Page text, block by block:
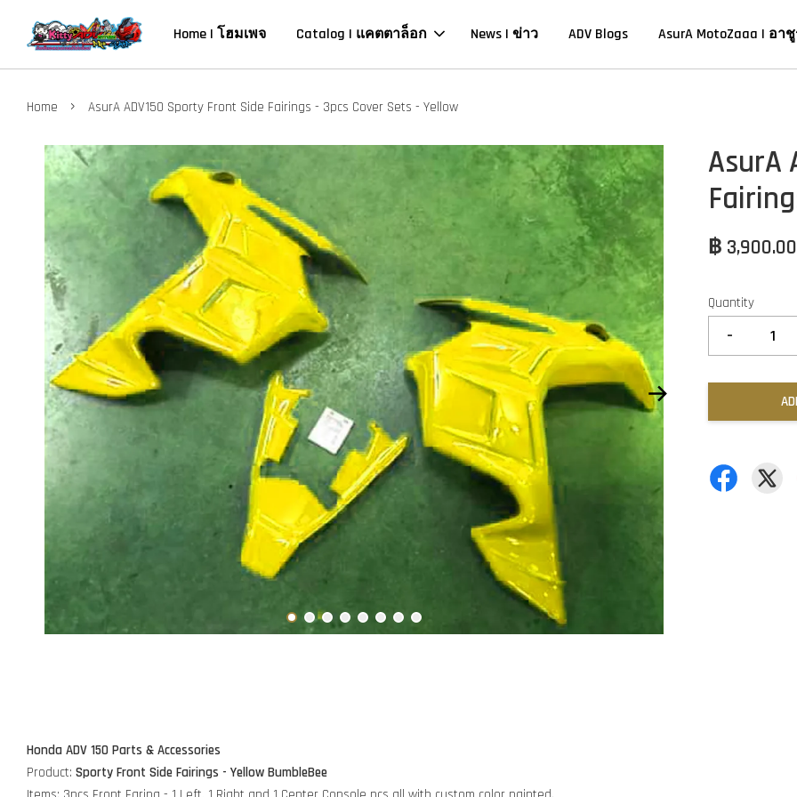
Home | โฮมเพจ Catalog | แคตตาล็อก News | ข่าว ADV Blogs AsurA MotoZaaa | อา
Home › AsurA ADV150 Sporty Front Side Fairings - 3pcs Cover Sets - Yellow
AsurA
฿
Quantity
-
Honda ADV 150 Parts & Accessories
Product: Sporty Front Side Fairings - Yellow BumbleBee